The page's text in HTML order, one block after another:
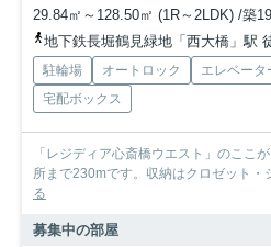
29.84㎡～128.50㎡ (1R～2LDK) /築
地下鉄長堀鶴見緑地「西大橋」駅
駐輪場 オートロック エレベータ
宅配ボックス
「レジディア心斎橋ウエスト」のここ
所まで230mです。収納はクロゼット・
る
募集中の部屋